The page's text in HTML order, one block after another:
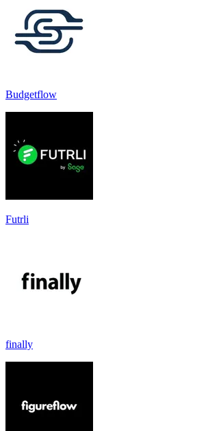
Budgetflow
Futrli
finally